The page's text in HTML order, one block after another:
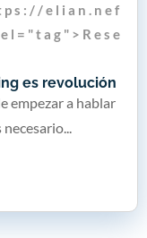
es revolución
s : / / e l i a n . n e f
l = " t a g " > R e s e
empezar a hablar